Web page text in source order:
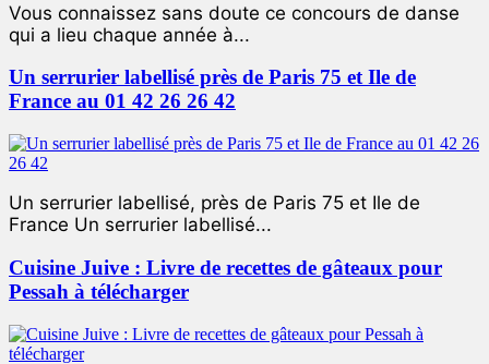
Vous connaissez sans doute ce concours de danse
qui a lieu chaque année à...
Un serrurier labellisé près de Paris 75 et Ile de
France au 01 42 26 26 42
Un serrurier labellisé, près de Paris 75 et Ile de
France Un serrurier labellisé...
Cuisine Juive : Livre de recettes de gâteaux pour
Pessah à télécharger